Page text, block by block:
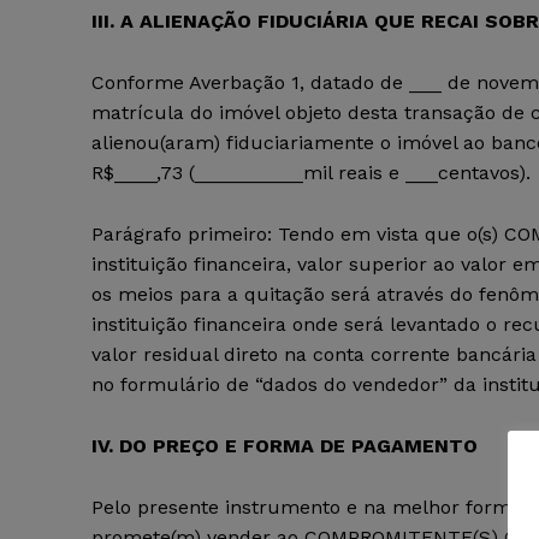
III. A ALIENAÇÃO FIDUCIÁRIA QUE RECAI
Conforme Averbação 1, datado de ___ de
matrícula do imóvel objeto desta transação de
alienou(aram) fiduciariamente o imóvel ao
R$____,73 (__________mil reais e ___centavos).
Parágrafo primeiro: Tendo em vista que o(s)
instituição financeira, valor superior ao valor
os meios para a quitação será através do
instituição financeira onde será levantado o
valor residual direto na conta corrente bancária
no formulário de “dados do vendedor” da
IV. DO PREÇO E FORMA DE PAGAMENTO
Pelo presente instrumento e na melhor forma de